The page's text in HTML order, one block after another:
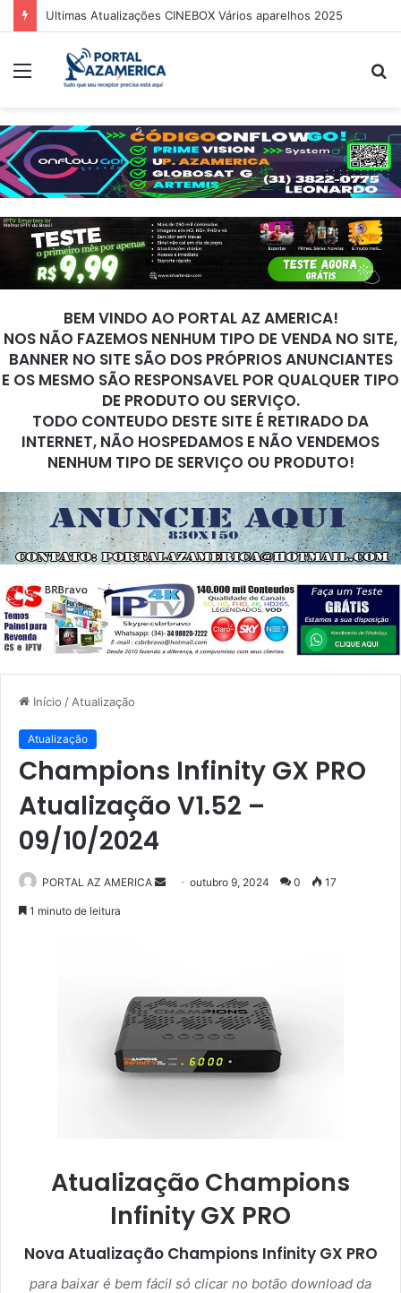
Ultimas Atualizações CINEBOX Vários aparelhos 2025
BEM VINDO AO PORTAL AZ AMERICA!
NOS NÃO FAZEMOS NENHUM TIPO DE VENDA NO SITE,
BANNER NO SITE SÃO DOS PRÓPRIOS ANUNCIANTES
E OS MESMO SÃO RESPONSAVEL POR QUALQUER TIPO
DE PRODUTO OU SERVIÇO.
TODO CONTEUDO DESTE SITE É RETIRADO DA
INTERNET, NÃO HOSPEDAMOS E NÃO VENDEMOS
NENHUM TIPO DE SERVIÇO OU PRODUTO!
Início / Atualização
Atualização
Champions Infinity GX PRO
Atualização V1.52 –
09/10/2024
PORTAL AZ AMERICA
m
e
m
outubro 9, 2024 0 17
1 minuto de leitura
Atualização Champions
Infinity GX PRO
Nova Atualização Champions Infinity GX PRO
para baixar é bem fácil só clicar no botão download da